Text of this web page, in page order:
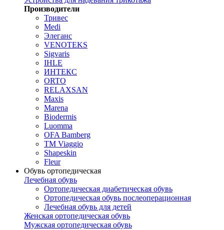
Производители
Тривес
Medi
Элеганс
VENOTEKS
Sigvaris
IHLE
ИНТЕКС
ORTO
RELAXSAN
Maxis
Marena
Biodermis
Luomma
OFA Bamberg
TM Viaggio
Shapeskin
Fleur
Обувь ортопедическая
Лечебная обувь
Ортопедическая диабетическая обувь
Ортопедическая обувь послеоперационная
Лечебная обувь для детей
Женская ортопедическая обувь
Мужская ортопедическая обувь